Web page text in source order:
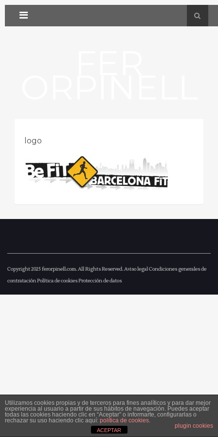
logo
Copyright 2025ferorpinell.com. All Rights Reserved.Aviso legalCondiciones generales de
contrataciónPolítica de cookiesProtección de datos
Utilizamos cookies propias y de terceros para fines analíticos y para dar mejor
experiencia al usuario a partir de sus hábitos de navegación. Puedes aceptar
todas las cookies haciendo clic en “Aceptar” o informarte, configurarlas o
rechazar su uso haciendo clic aquí: política de cookies.
plugin cookies
ACEPTAR